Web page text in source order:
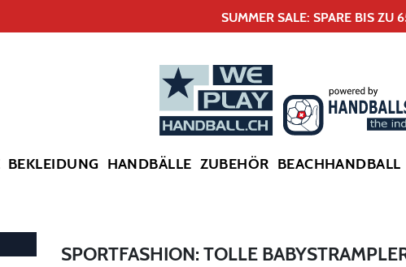
SUMMER SALE: SPARE BIS ZU
BEKLEIDUNG HANDBÄLLE ZUBEHÖR BEACHHANDBALL
SPORTFASHION: TOLLE